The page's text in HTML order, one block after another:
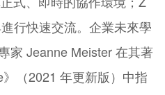
行快速交流。企業未來學
家 Jeanne Meister 在其著
（2021 年更新版）中指